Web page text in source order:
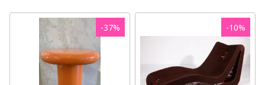
-37% -10%